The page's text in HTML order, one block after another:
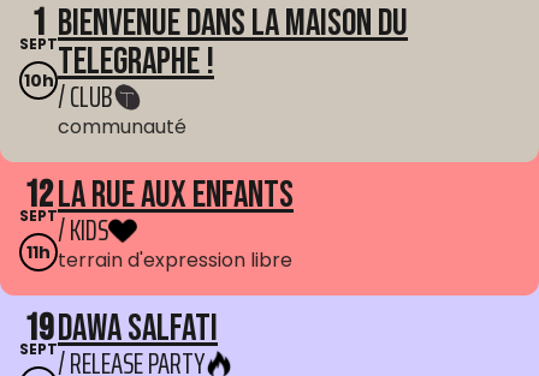
1
SEPT
10h
Bienvenue dans La Maison du
Telegraphe !
/ CLUB
communauté
12
SEPT
11h
La Rue aux enfants
/ KIDS
terrain d'expression libre
19
SEPTDawa Salfati
/ RELEASE PARTY